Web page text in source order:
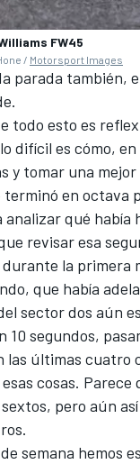
FW45
/ Motorsport Images
parada también,
todo esto es
difícil es cómo,
y tomar una mejor
terminó en octava
analizar qué había
revisar esa
durante la primera
que había
sector dos aún
10 segundos,
las últimas cuatro
cosas.
pero aún
semana hemos